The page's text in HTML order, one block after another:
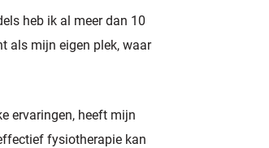
heb ik al meer dan 10
als mijn eigen plek, waar
ervaringen, heeft mijn
fysiotherapie kan